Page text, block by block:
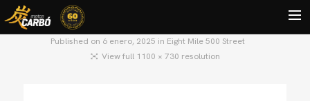
Published on 6 enero, 2025 in Eight Mile 500 Street
View full 1100 × 730 resolution